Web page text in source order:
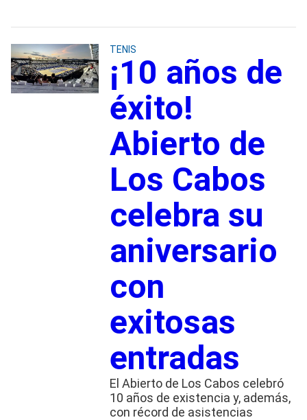
TENIS
¡10 años de
éxito!
Abierto de
Los Cabos
celebra su
aniversario
con
exitosas
entradas
El Abierto de Los Cabos celebró
10 años de existencia y, además,
con récord de asistencias